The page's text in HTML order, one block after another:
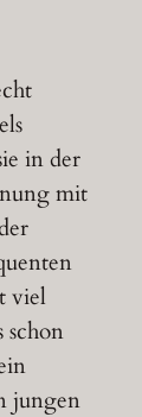
in der
mit
viel
jungen